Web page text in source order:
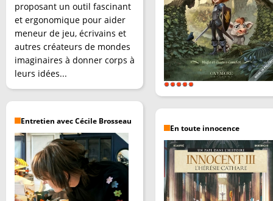
proposant un outil fascinant
et ergonomique pour aider
meneur de jeu, écrivains et
autres créateurs de mondes
imaginaires à donner corps à
leurs idées...
Entretien avec Cécile Brosseau
En toute innocence